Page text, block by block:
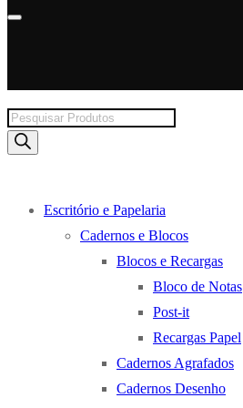
Products
search
Escritório e Papelaria
Cadernos e Blocos
Blocos e Recargas
Bloco de Notas
Post-it
Recargas Papel
Cadernos Agrafados
Cadernos Desenho